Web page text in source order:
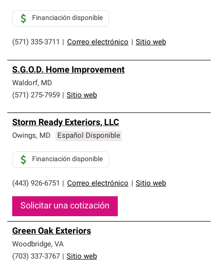
(571) 335-3711 Correo electrónico Sitio web
Financiación disponible
S.G.O.D. Home Improvement
Waldorf, MD
(571) 275-7959
Sitio web
Storm Ready Exteriors, LLC
Owings, MD Español Disponible
(443) 926-6751 Correo electrónico Sitio web
Financiación disponible
Solicitar una cotización
Green Oak Exteriors
Woodbridge, VA
(703) 337-3767
Sitio web